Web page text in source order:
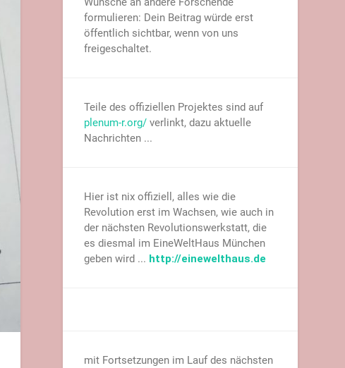
formulieren: Dein Beitrag würde erst
öffentlich sichtbar, wenn von uns
freigeschaltet.
Teile des offiziellen Projektes sind auf
plenum-r.org/ verlinkt, dazu aktuelle
Nachrichten ...
Hier ist nix offiziell, alles wie die
Revolution erst im Wachsen, wie auch in
der nächsten Revolutionswerkstatt, die
es diesmal im EineWeltHaus München
geben wird ... http://einewelthaus.de
mit Fortsetzungen im Lauf des nächsten